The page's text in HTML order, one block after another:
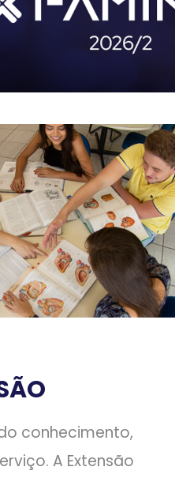
conhecimento,
A Extensão